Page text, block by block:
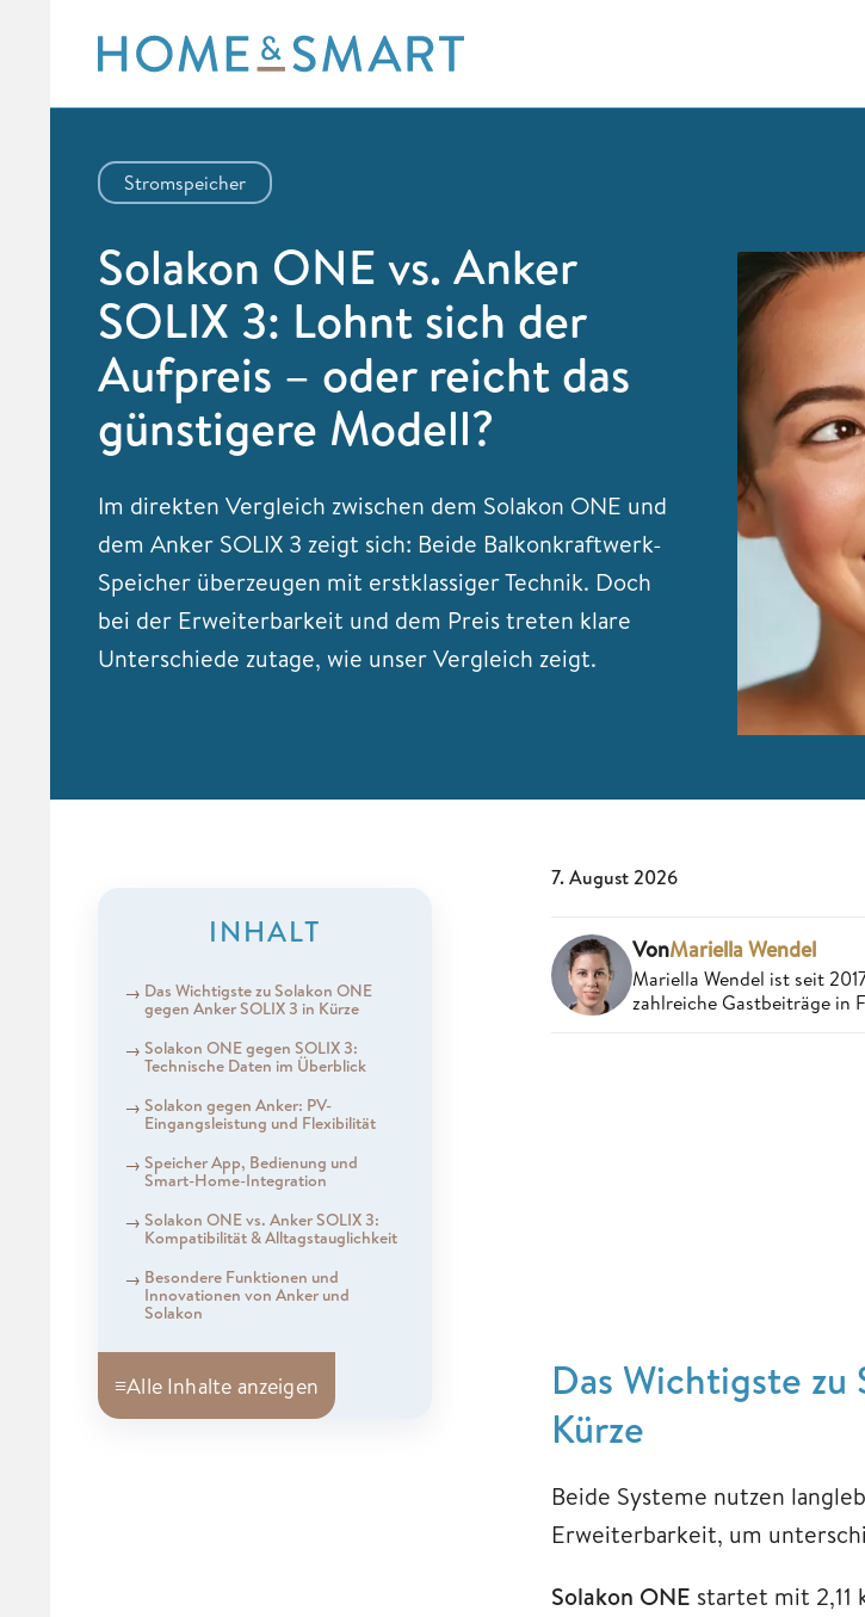
content
Stromspeicher
Solakon ONE vs. Anker
SOLIX 3: Lohnt sich der
Aufpreis – oder reicht das
günstigere Modell?
Im direkten Vergleich zwischen dem Solakon ONE und
dem Anker SOLIX 3 zeigt sich: Beide Balkonkraftwerk-
Speicher überzeugen mit erstklassiger Technik. Doch
bei der Erweiterbarkeit und dem Preis treten klare
Unterschiede zutage, wie unser Vergleich zeigt.
INHALT
Das Wichtigste zu Solakon ONE
gegen Anker SOLIX 3 in Kürze
Solakon ONE gegen SOLIX 3:
Technische Daten im Überblick
Solakon gegen Anker: PV-
Eingangsleistung und Flexibilität
Speicher App, Bedienung und
Smart-Home-Integration
Solakon ONE vs. Anker SOLIX 3:
Kompatibilität & Alltagstauglichkeit
Besondere Funktionen und
Innovationen von Anker und
Solakon
≡Alle Inhalte anzeigen
7. August 2026
VonMariella Wendel
Mariella Wendel ist seit
zahlreiche Gastbeiträge in
Das Wichtigste zu
Kürze
Beide Systeme nutzen
Erweiterbarkeit, um
Solakon ONE startet mit 2,11